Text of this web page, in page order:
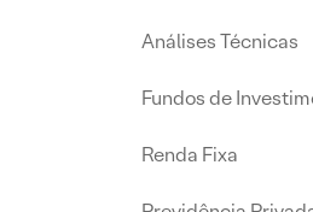
Análises Técnicas
Fundos de
Renda Fixa